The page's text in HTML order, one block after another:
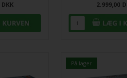
DKK 2.999,00
På lager